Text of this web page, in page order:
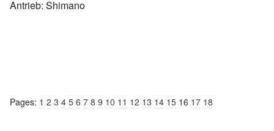
Antrieb: Shimano
Pages: 1 2 3 4 5 6 7 8 9 10 11 12 13 14 15 16 17 18